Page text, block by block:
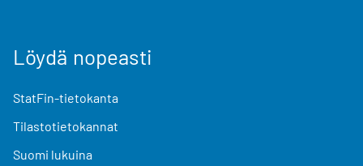
Löydä nopeasti
StatFin-tietokanta
Tilastotietokannat
Suomi lukuina